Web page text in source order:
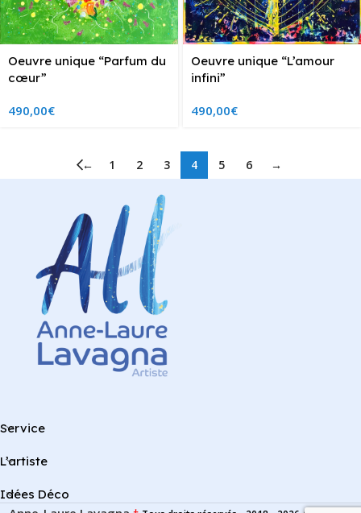
Oeuvre unique “Parfum du
cœur”
490,00€
Oeuvre unique “L’amour
infini”
490,00€
← 1 2 3 4 5 6 →
Service
L’artiste
Idées Déco